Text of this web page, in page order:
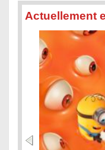
Actuellement